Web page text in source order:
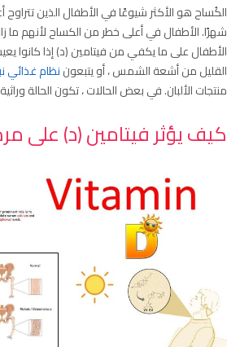
شهرًا. الأطفال في أعلى خطر من الكساح لأنهم ما
الأطفال على ما يكفي من فيتامين (د) إذا
القليل من أشعة الشمس ، أو يتبعوننظام غذائي
منتجات الألبان. في بعض الحالات ، تكون الحالة
كيف يؤثر فيتامين (د) على